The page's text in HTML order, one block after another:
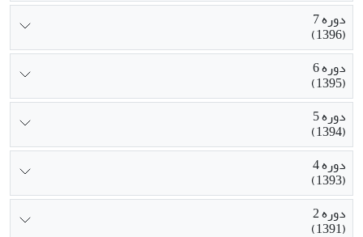
دوره 7
(1396)
دوره 6
(1395)
دوره 5
(1394)
دوره 4
(1393)
دوره 2
(1391)